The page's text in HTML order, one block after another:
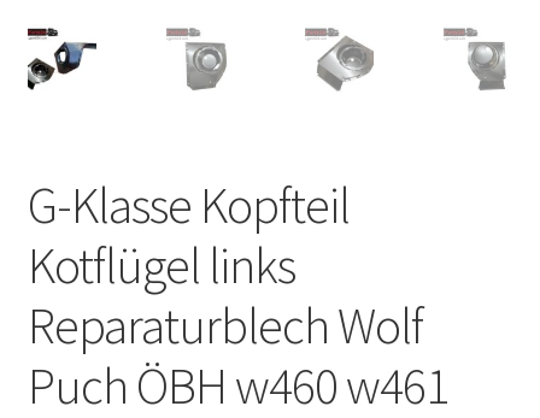
G-Klasse Kopfteil
Kotflügel links
Reparaturblech Wolf
Puch ÖBH w460 w461